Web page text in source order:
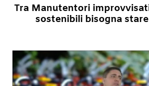
Tra Manutentori
sostenibili bisogna